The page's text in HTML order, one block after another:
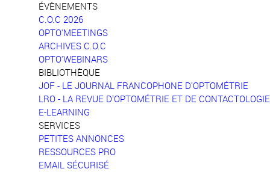
ÉVÈNEMENTS
C.O.C 2026
OPTO'MEETINGS
ARCHIVES C.O.C
OPTO'WEBINARS
BIBLIOTHÈQUE
JOF - LE JOURNAL FRANCOPHONE D’OPTOMÉTRIE
LRO - LA REVUE D’OPTOMÉTRIE ET DE CONTACTOLOGIE
E-LEARNING
SERVICES
PETITES ANNONCES
RESSOURCES PRO
EMAIL SÉCURISÉ